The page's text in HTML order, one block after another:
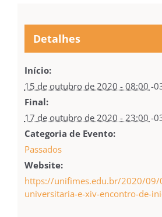
Detalhes
Início:
15 de outubro de 2020 - 08:00 -
Final:
17 de outubro de 2020 - 23:00 -
Categoria de Evento:
Passados
Website:
https://unifimes.edu.br/2020/09/
universitaria-e-xiv-encontro-de-